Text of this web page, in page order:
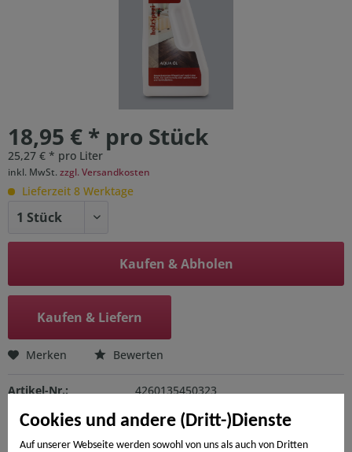
Cookies und andere (Dritt-)Dienste
Auf unserer Webseite werden sowohl von uns als auch von Dritten
18,95 € * pro Stück
25,27 € * pro Liter
inkl. MwSt. zzgl. Versandkosten
Lieferzeit 8 Werktage
Kaufen & Abholen
Kaufen & Liefern
Merken Bewerten
Artikel-Nr.: 4260135450323
Beschreibung